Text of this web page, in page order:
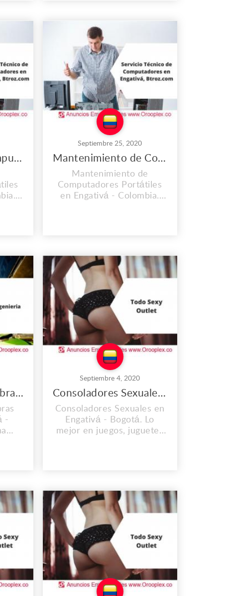
y
instalados desde el 2008, y
cada día vamos mejorando
nuestras instalaciones,
Contamos con personal
calificado y lo mas
importante con calidad...
Reparación de Computadores Portátiles en Engativá
y lo
Septiembre 25, 2020
Mantenimiento de Computadores Portátiles en Engativá
Mantenimiento de
Computadores Portátiles
en Engativá - Colombia.
el 2008, y cada día vamos
mejorando nuestras
instalaciones, Contamos
con personal calificado y lo
mas importante con calid...
Construcción de Obras Civiles en Engativá
-
Septiembre 4, 2020
Consoladores Sexuales en Engativá
Consoladores Sexuales en
Engativá - Bogotá. Lo
mejor en juegos, juguetes
sorprende a tu pareja con
lo mejor que tenemos para
ti. Dirección: Ak. 15 ##82-
22, Bogotá, Colombia.
Centro Comercial Zip...